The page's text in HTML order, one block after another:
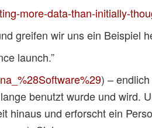
more-data-than-initially-
greifen wir uns ein Beispiel
launch.”
) –
benutzt wurde und wird.
hinaus und erforscht ein